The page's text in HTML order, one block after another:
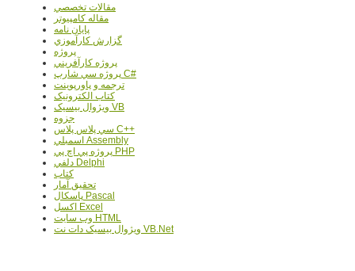
مقالات تخصصي
مقاله کامپیوتر
پایان نامه
گزارش کارآموزي
پروژه
پروژه کارآفريني
پروژه سي شارپ C#
ترجمه و پاورپوينت
کتاب الکترونيک
ويژوال بيسيک VB
جزوه
سي پلاس پلاس C++
اسمبلي Assembly
پروژه پي اچ پي PHP
دلفي Delphi
کتاب
تحقيق آمار
پاسکال Pascal
اکسل Excel
وب سايت HTML
ويژوال بيسيک دات نت VB.Net